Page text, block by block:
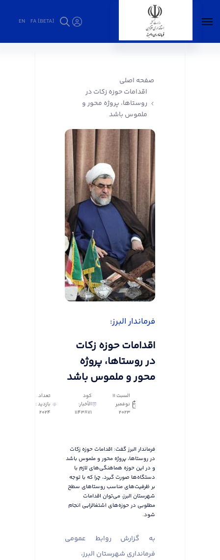
FA [BETA]
EN
صفحه اصلی
اقدامات حوزه زکات در
روستاها، پروژه محور و
ملموس باشد
فرماندار البرز:
اقدامات حوزه زکات
در روستاها، پروژه
محور و ملموس باشد
السبت ١١
نوفمبر
٢٠٢٣
كود
الأخبار:
1143871
تعداد
بازدید :
2024
فرماندار البرز گفت: اقدامات حوزه زکات
در روستاها، پروژه محور و ملموس باشد
و در این حوزه هماهنگی‌های لازم با
دستگاه‌ها صورت گیرد، چرا که با توجه
بر ظرفیت‌های مناسب روستاهای سطح
شهرستان البرز، می‌توان اقدامات
مطلوبی در حوزه‌های اشتغالزایی انجام
شود.
به گزارش روابط عمومی
فرمانداری شهرستان البرز،